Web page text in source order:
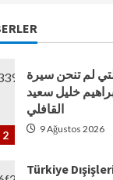
2
3
Türkiye Dışişleri
Fidan: (Mekke
Bize
hedefimizde